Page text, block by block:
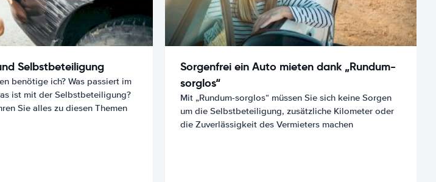
Selbstbeteiligung
benötige ich? Was passiert im
ist mit der Selbstbeteiligung?
Sie alles zu diesen Themen
Sorgenfrei ein Auto mieten dank „Rundum-
sorglos“
Mit „Rundum-sorglos“ müssen Sie sich keine Sorgen
um die Selbstbeteiligung, zusätzliche Kilometer oder
die Zuverlässigkeit des Vermieters machen